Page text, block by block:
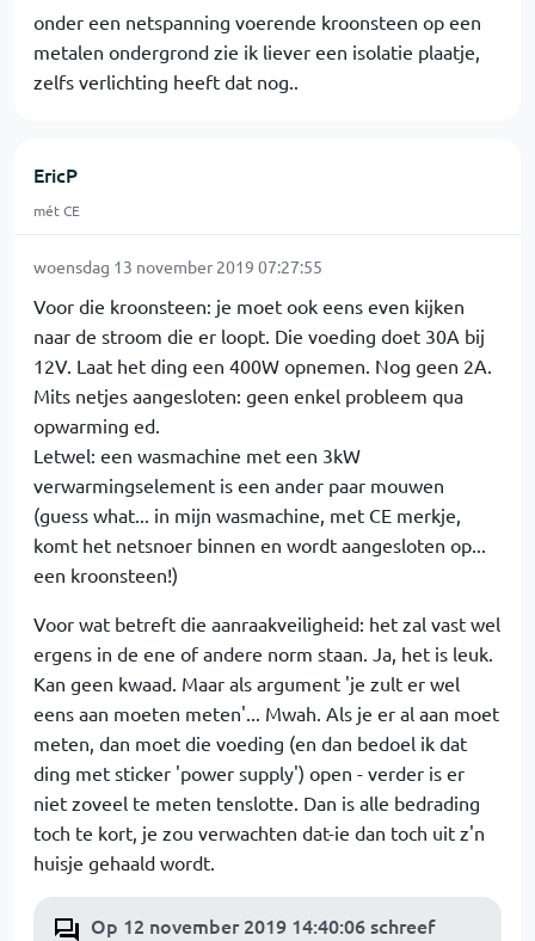
onder een netspanning voerende kroonsteen op een
metalen ondergrond zie ik liever een isolatie plaatje,
zelfs verlichting heeft dat nog..
EricP
mét CE
woensdag 13 november 2019 07:27:55
Voor die kroonsteen: je moet ook eens even kijken
naar de stroom die er loopt. Die voeding doet 30A bij
12V. Laat het ding een 400W opnemen. Nog geen 2A.
Mits netjes aangesloten: geen enkel probleem qua
opwarming ed.
Letwel: een wasmachine met een 3kW
verwarmingselement is een ander paar mouwen
(guess what... in mijn wasmachine, met CE merkje,
komt het netsnoer binnen en wordt aangesloten op...
een kroonsteen!)
Voor wat betreft die aanraakveiligheid: het zal vast wel
ergens in de ene of andere norm staan. Ja, het is leuk.
Kan geen kwaad. Maar als argument 'je zult er wel
eens aan moeten meten'... Mwah. Als je er al aan moet
meten, dan moet die voeding (en dan bedoel ik dat
ding met sticker 'power supply') open - verder is er
niet zoveel te meten tenslotte. Dan is alle bedrading
toch te kort, je zou verwachten dat-ie dan toch uit z'n
huisje gehaald wordt.
Op 12 november 2019 14:40:06 schreef